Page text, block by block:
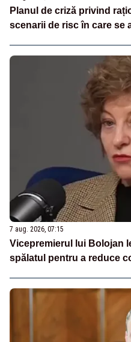
Planul de criză privind
scenarii de risc în care se
7 aug. 2026, 07:15
Vicepremierul lui Bolojan
spălatul pentru a reduce